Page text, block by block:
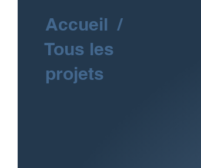
Accueil /
Tous les
projets